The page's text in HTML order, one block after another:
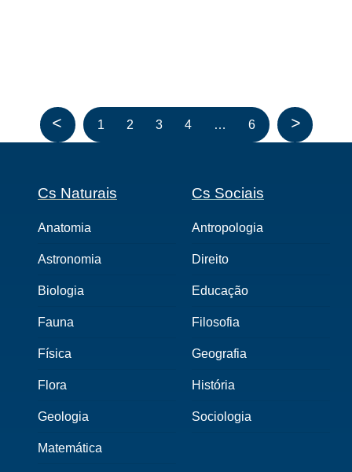
< 1 2 3 4 … 6 >
Cs Naturais
Anatomia
Astronomia
Biologia
Fauna
Física
Flora
Geologia
Matemática
Cs Sociais
Antropologia
Direito
Educação
Filosofia
Geografia
História
Sociologia